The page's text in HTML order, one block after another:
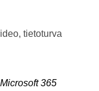
, tietoturva
365